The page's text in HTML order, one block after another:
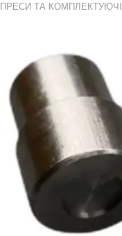
ПРЕСИ ТА КОМПЛЕКТУЮЧІ